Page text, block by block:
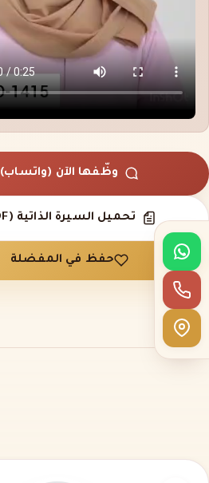
وظّفها الآن (واتساب)
تحميل السيرة الذاتية (PDF)
حفظ في المفضلة